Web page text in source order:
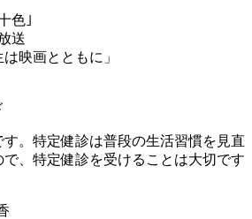
色｣
送
映画とともに」
。特定健診は普段の生活習慣を見直
、特定健診を受けることは大切です